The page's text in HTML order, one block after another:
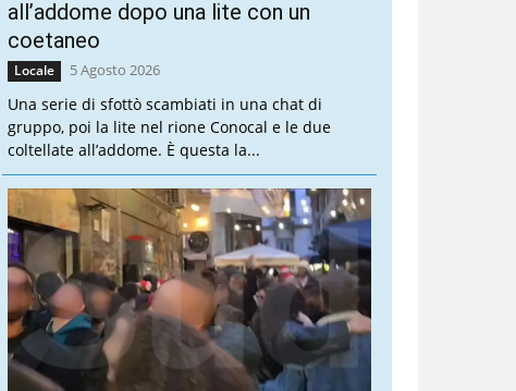
all’addome dopo una lite con un
coetaneo
Locale 5 Agosto 2026
Una serie di sfottò scambiati in una chat di
gruppo, poi la lite nel rione Conocal e le due
coltellate all’addome. È questa la...